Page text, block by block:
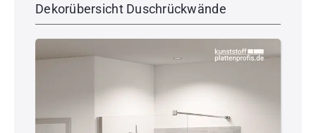
Dekorübersicht Duschrückwände